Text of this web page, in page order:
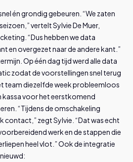
én grondig gebeuren. “We zaten
vertelt Sylvie De Muer,
“Dus hebben we data
en overgezet naar de andere kant.”
Op één dag tijd werd alle data
zodat de voorstellingen snel terug
team diezelfde week probleemloos
voor het eerstkomend
“Tijdens de omschakeling
contact,” zegt Sylvie. “Dat was echt
werk en de stappen die
heel vlot.” Ook de integratie